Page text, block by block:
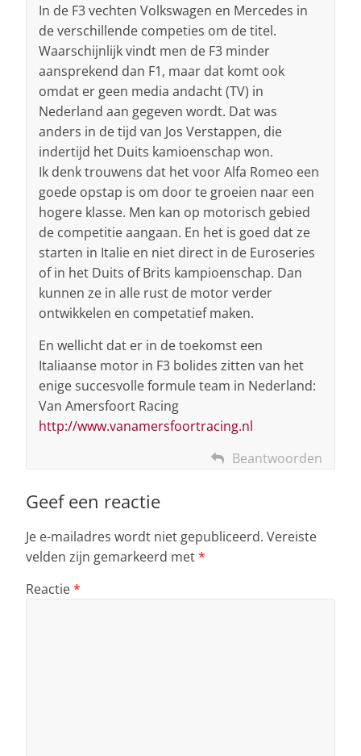
In de F3 vechten Volkswagen en Mercedes in
de verschillende competies om de titel.
Waarschijnlijk vindt men de F3 minder
aansprekend dan F1, maar dat komt ook
omdat er geen media andacht (TV) in
Nederland aan gegeven wordt. Dat was
anders in de tijd van Jos Verstappen, die
indertijd het Duits kamioenschap won.
Ik denk trouwens dat het voor Alfa Romeo een
goede opstap is om door te groeien naar een
hogere klasse. Men kan op motorisch gebied
de competitie aangaan. En het is goed dat ze
starten in Italie en niet direct in de Euroseries
of in het Duits of Brits kampioenschap. Dan
kunnen ze in alle rust de motor verder
ontwikkelen en competatief maken.
En wellicht dat er in de toekomst een
Italiaanse motor in F3 bolides zitten van het
enige succesvolle formule team in Nederland:
Van Amersfoort Racing
http://www.vanamersfoortracing.nl
Beantwoorden
Geef een reactie
Je e-mailadres wordt niet gepubliceerd. Vereiste
velden zijn gemarkeerd met*
Reactie*